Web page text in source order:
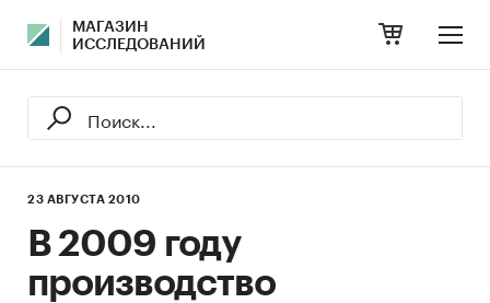
МАГАЗИН
ИССЛЕДОВАНИЙ
23 АВГУСТА 2010
В 2009 году
производство